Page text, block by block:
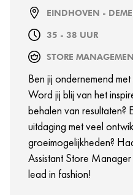
EINDHOVEN -
35 - 38 UUR
STORE
Ben jij ondernemend
Word jij blij van het
behalen van resultaten?
uitdaging met veel
groeimogelijkheden?
Assistant Store
lead in fashion!